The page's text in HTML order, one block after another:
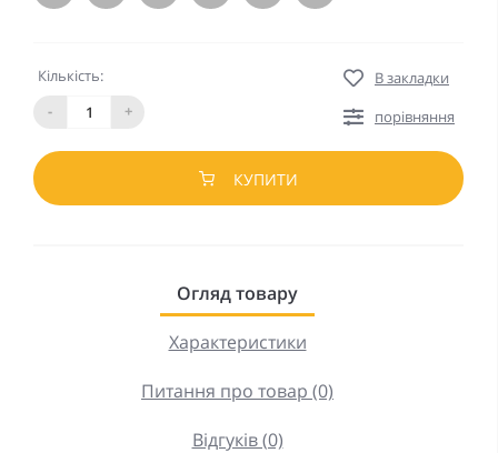
Кількість:
-
+
В закладки
порівняння
КУПИТИ
Огляд товару
Характеристики
Питання про товар (0)
Відгуків (0)